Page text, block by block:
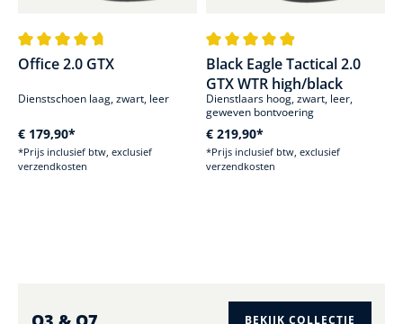
Gemiddelde waardering van 4.7 van 5 sterren
Office 2.0 GTX
Dienstschoen laag, zwart, leer
€ 179,90*
*Prijs inclusief btw, exclusief
verzendkosten
Gemiddelde waardering van
Black Eagle Tactical 2.0
GTX WTR high/black
Dienstlaars hoog, zwart, leer,
geweven bontvoering
€ 219,90*
*Prijs inclusief btw, exclusief
verzendkosten
BEKIJK COLLECTIE